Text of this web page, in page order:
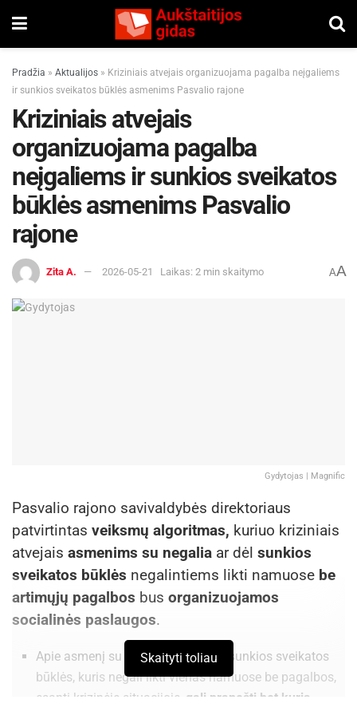
Pradžia » Aktualijos » Kriziniais atvejais organizuojama pagalba neįgaliems
ir sunkios sveikatos būklės asmenims Pasvalio rajone
Kriziniais atvejais
organizuojama pagalba
neįgaliems ir sunkios sveikatos
būklės asmenims Pasvalio
rajone
Zita A. 2026-05-21 Laikas: 2 min skaitymo AA
Gydytojas | Magnific
Pasvalio rajono savivaldybės direktoriaus
patvirtintas veiksmų algoritmas, kuriuo kriziniais
atvejais asmenims su negalia ar dėl sunkios
sveikatos būklės negalintiems likti namuose be
artimųjų pagalbos bus organizuojamos
socialinės paslaugos.
Apie asmenį su negalia ar asmenį sunkios sveikatos
būklės, kuris negali likti vienas namuose be pagalbos,
esantį krizinėje situacijoje, gali pranešti bet kuris
Skaityti toliau